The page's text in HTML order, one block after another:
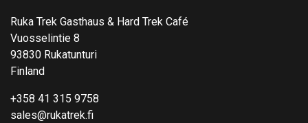
Ruka Trek Gasthaus & Hard Trek Café
Vuosselintie 8
93830 Rukatunturi
Finland
+358 41 315 9758
sales@rukatrek.fi